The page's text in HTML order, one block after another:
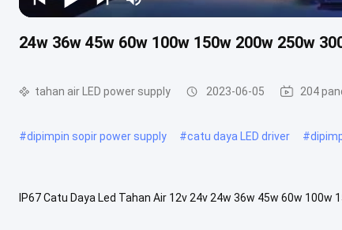
24w 36w 45w 60w 100w 150w 200w 250w
tahan air LED power supply 2023-06-05 204
#dipimpin sopir power supply #catu daya LED driver #
IP67 Catu Daya Led Tahan Air 12v 24v 24w 36w 45w 60w